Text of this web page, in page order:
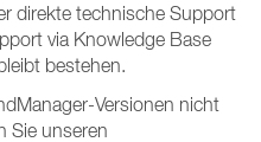
direkte technische Support
via Knowledge Base
bestehen.
Versionen nicht
Sie unseren